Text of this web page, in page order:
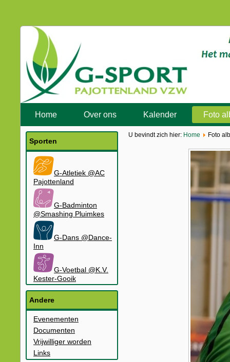
Home Over ons Kalender Foto
Sporten
G-Atletiek @AC
Pajottenland
G-Badminton
@Smashing Pluimkes
G-Dans @Dance-
Inn
G-Voetbal @K.V.
Kester-Gooik
Andere
Evenementen
Documenten
Vrijwilliger worden
Links
U bevindt zich hier: Home Foto